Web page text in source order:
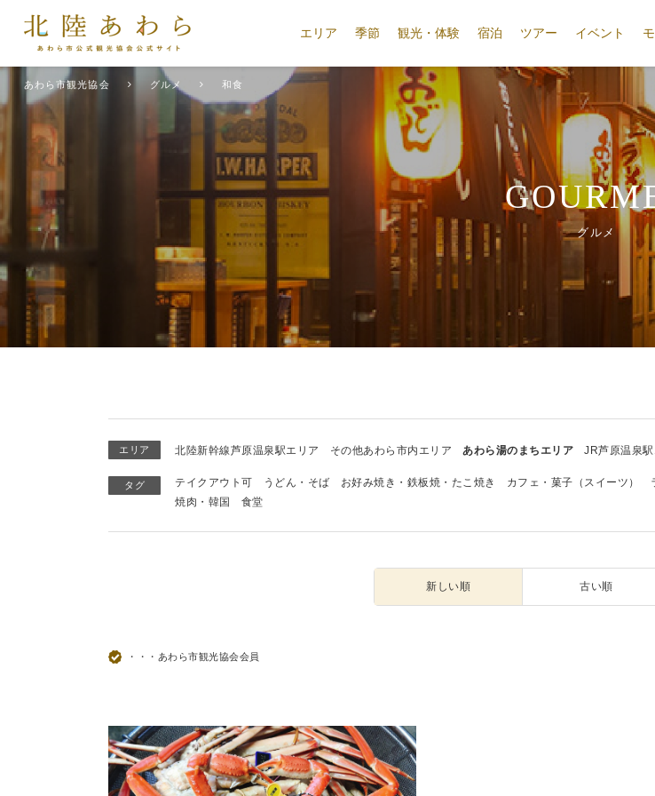
エリア 季節 観光・体験 宿泊 ツアー イベント
あわら市観光協会 グルメ 和食
グルメ
エリア 北陸新幹線芦原温泉駅エリア その他あわら市内エリア あわら湯のまちエリア JR芦原温泉
タグ テイクアウト可 うどん・そば お好み焼き・鉄板焼・たこ焼き カフェ・菓子（スイーツ）
焼肉・韓国
食堂
新しい順 古い順
・・・あわら市観光協会会員